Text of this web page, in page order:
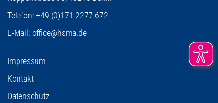
Telefon: +49 (0)171 2277 672
E-Mail: office@hsma.de
Impressum
Kontakt
Datenschutz